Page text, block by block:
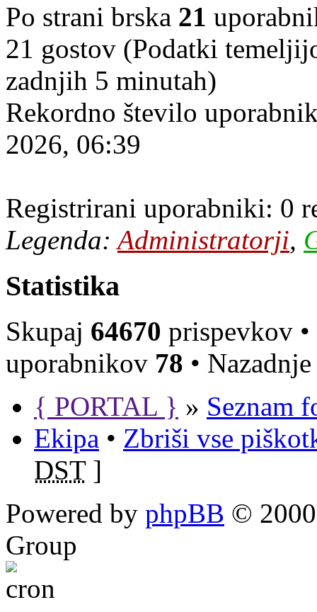
Po strani brska 21
21 gostov (Podatki
zadnjih 5 minutah)
Rekordno število
2026, 06:39
Registrirani uporabniki: 0
Legenda:Administratorji,
Statistika
Skupaj 64670 prispevkov
uporabnikov 78 •
{ PORTAL } » Seznam
Ekipa • Zbriši vse
DST]
Powered by phpBB ©
Group